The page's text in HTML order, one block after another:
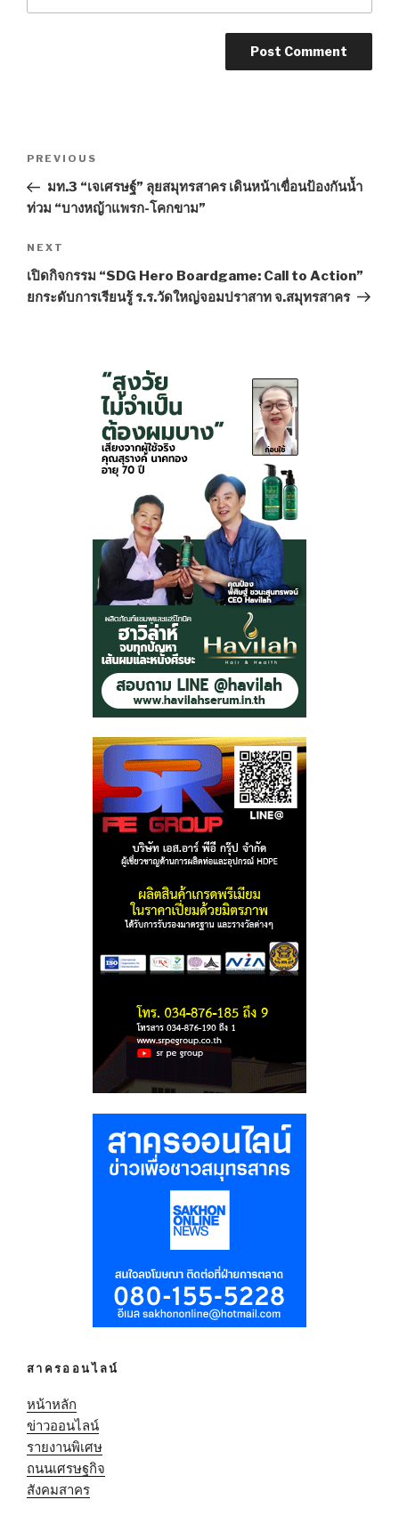
Post
Previous
Post
PREVIOUS
มท.3 “เจเศรษฐ์” ลุยสมุทรสาคร เดินหน้าเขื่อนป้องกันน้ำ
ท่วม “บางหญ้าแพรก-โคกขาม”
Next
Post
NEXT
เปิดกิจกรรม “SDG Hero Boardgame: Call to Action”
ยกระดับการเรียนรู้ ร.ร.วัดใหญ่จอมปราสาท จ.สมุทรสาคร
สาครออนไลน์
หน้าหลัก
ข่าวออนไลน์
รายงานพิเศษ
ถนนเศรษฐกิจ
สังคมสาคร